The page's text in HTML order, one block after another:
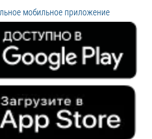
мобильное приложение